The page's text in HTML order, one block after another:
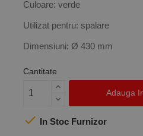
Culoare: verde
Utilizat pentru: spalare
Dimensiuni: Ø 430 mm
Cantitate
Adauga
 In Stoc Furnizor